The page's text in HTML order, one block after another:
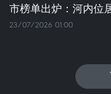
市榜单出炉：河内位
23/07/2026 01:00